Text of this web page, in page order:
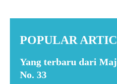
POPULAR
Yang terbaru dari
No. 33